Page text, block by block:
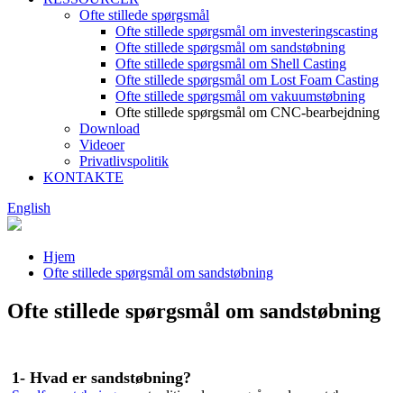
Ofte stillede spørgsmål
Ofte stillede spørgsmål om investeringscasting
Ofte stillede spørgsmål om sandstøbning
Ofte stillede spørgsmål om Shell Casting
Ofte stillede spørgsmål om Lost Foam Casting
Ofte stillede spørgsmål om vakuumstøbning
Ofte stillede spørgsmål om CNC-bearbejdning
Download
Videoer
Privatlivspolitik
KONTAKTE
English
Hjem
Ofte stillede spørgsmål om sandstøbning
Ofte stillede spørgsmål om sandstøbning
1- Hvad er sandstøbning?